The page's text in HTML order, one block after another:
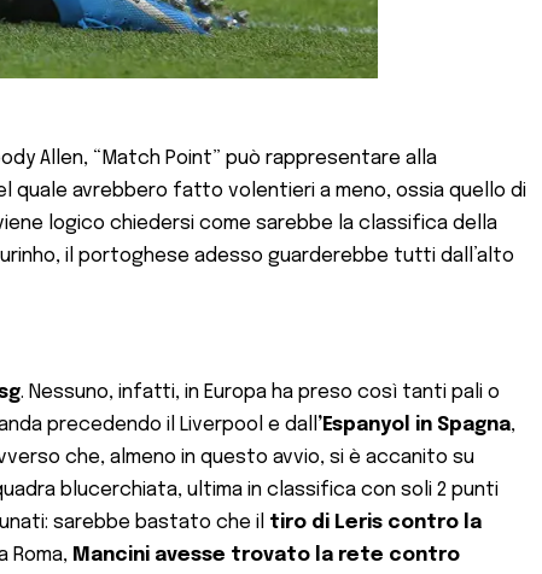
Allen, “Match Point” può rappresentare alla
quale avrebbero fatto volentieri a meno, ossia quello di
logico chiedersi come sarebbe la classifica della
il portoghese adesso guarderebbe tutti dall’alto
. Nessuno, infatti, in Europa ha preso così tanti pali o
precedendo il Liverpool e dall ’Espanyol in Spagna,
che, almeno in questo avvio, si è accanito su
blucerchiata, ultima in classifica con soli 2 punti
sarebbe bastato che il tiro di Leris contro la
Roma, Mancini avesse trovato la rete contro